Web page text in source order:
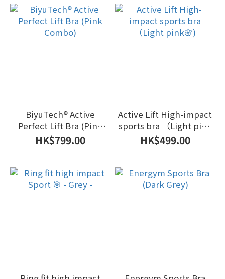
BiyuTech®️ Active
Perfect Lift Bra (Pink
Combo)
HK$799.00
Active Lift High-impact
sports bra （Light pink
🌸)
HK$499.00